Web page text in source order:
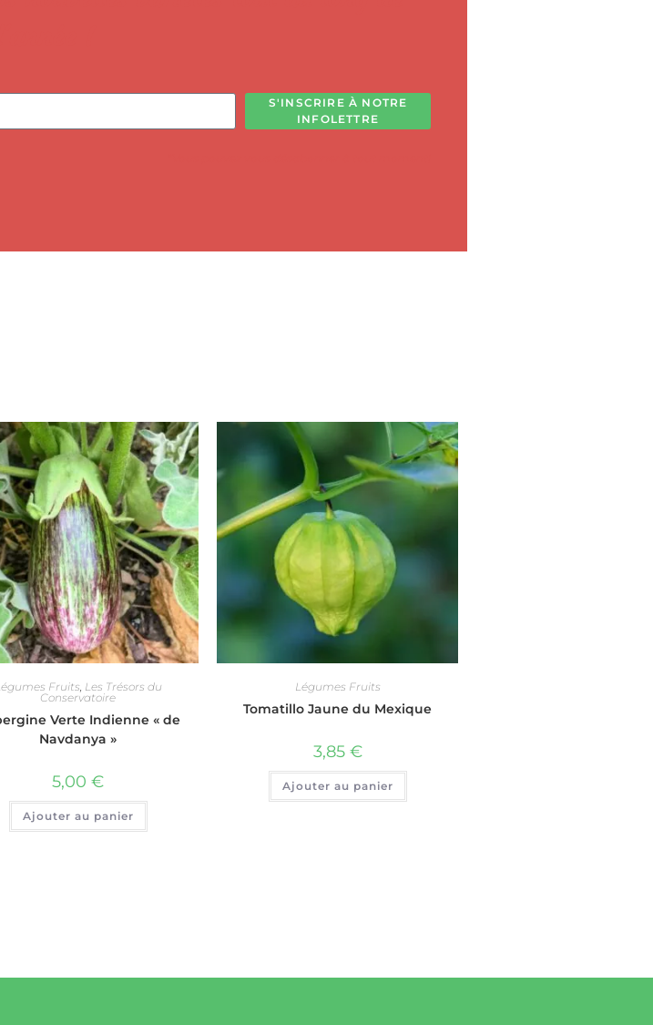
S'INSCRIRE À NOTRE
INFOLETTRE
Fruits Les Trésors du
Conservatoire
Verte Indienne « de
Navdanya »
5,00 €
Ajouter au panier
Légumes Fruits
Tomatillo Jaune du Mexique
3,85 €
Ajouter au panier